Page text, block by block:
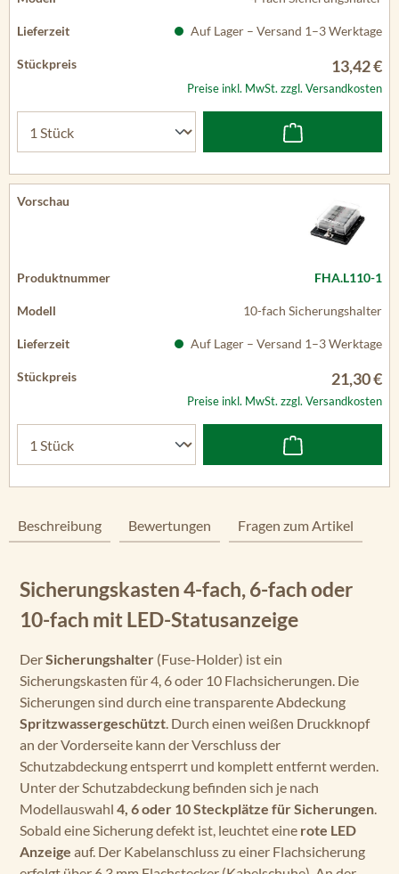
Auf Lager – Versand 1–3 Werktage
13,42 €
Preise inkl. MwSt. zzgl. Versandkosten
FHA.L110-1
10-fach Sicherungshalter
Auf Lager – Versand 1–3 Werktage
21,30 €
Preise inkl. MwSt. zzgl. Versandkosten
Beschreibung Bewertungen Fragen zum Artikel
Sicherungskasten 4-fach, 6-fach oder
10-fach mit LED-Statusanzeige
DerSicherungshalter (Fuse-Holder) ist ein
Sicherungskasten für 4, 6 oder 10 Flachsicherungen. Die
Sicherungen sind durch eine transparente Abdeckung
Spritzwassergeschützt. Durch einen weißen Druckknopf
an der Vorderseite kann der Verschluss der
Schutzabdeckung entsperrt und komplett entfernt werden.
Unter der Schutzabdeckung befinden sich je nach
Modellauswahl 4, 6 oder 10 Steckplätze für Sicherungen.
Sobald eine Sicherung defekt ist, leuchtet eine rote LED
Anzeige auf. Der Kabelanschluss zu einer Flachsicherung